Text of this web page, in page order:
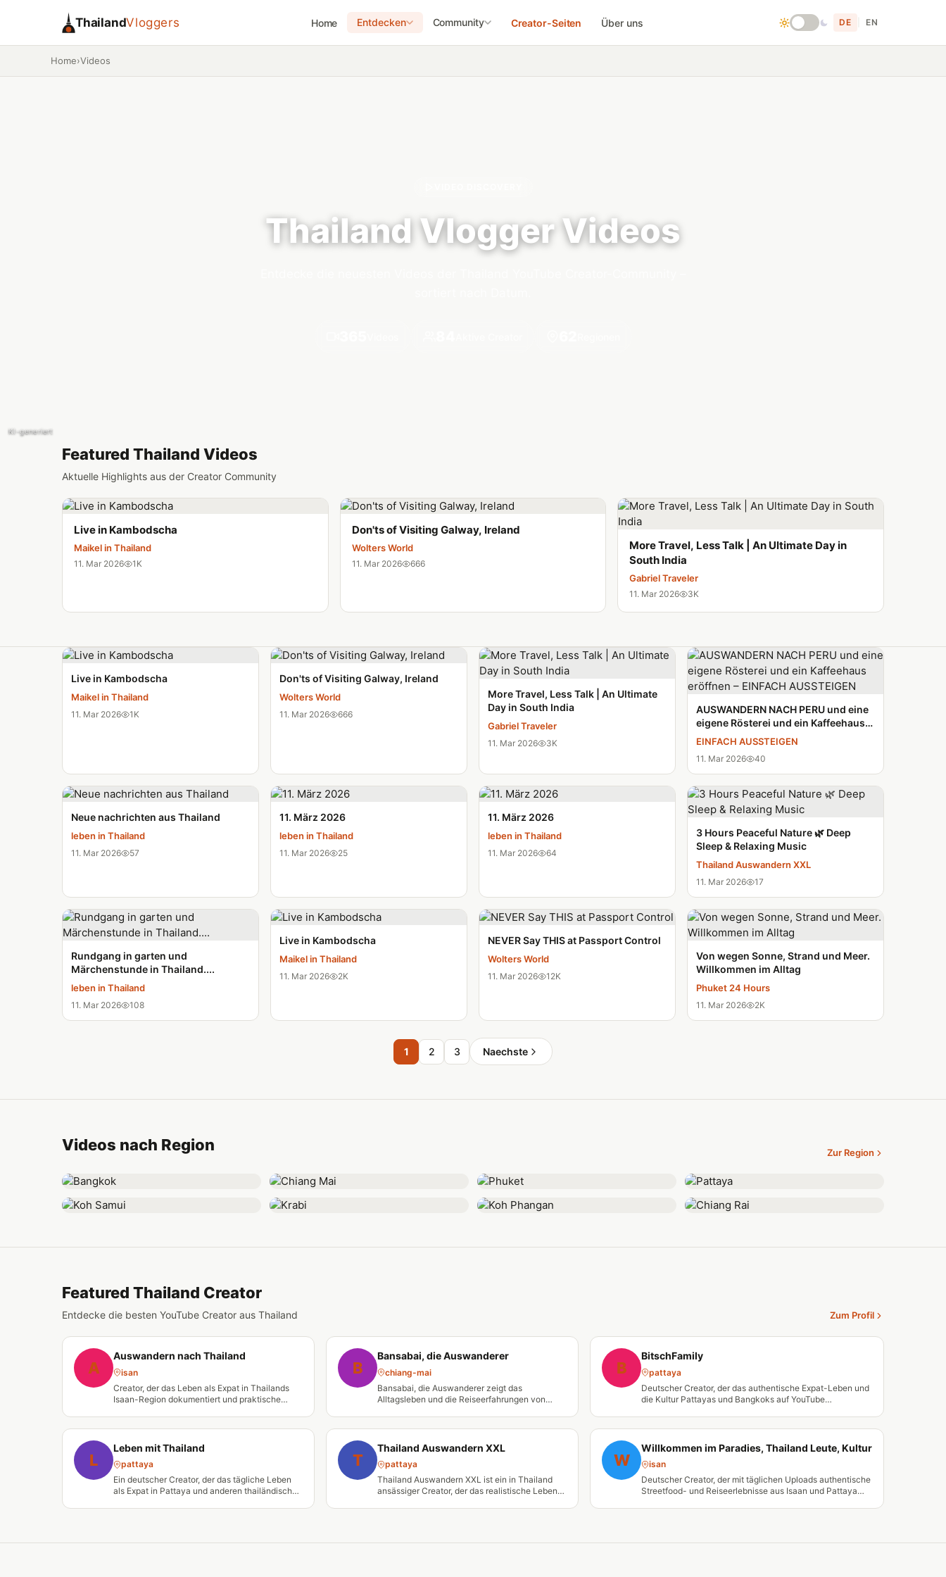
ThailandVloggers Home Entdecken Community Creator-Seiten Über uns DE EN
Home›Videos
KI-generiert
Thailand Vlogger Videos
Featured Thailand Videos
Aktuelle Highlights aus der Creator Community
Live in Kambodscha
Maikel in Thailand
11. Mar 2026 1K
Don'ts of Visiting Galway, Ireland
Wolters World
11. Mar 2026 666
More Travel, Less Talk | An Ultimate Day in
South India
Gabriel Traveler
11. Mar 2026 3K
Thailand Vlogger Videos
Live in Kambodscha
Maikel in Thailand
11. Mar 2026 1K
Don'ts of Visiting Galway, Ireland
Wolters World
11. Mar 2026 666
More Travel, Less Talk | An Ultimate
Day in South India
Gabriel Traveler
11. Mar 2026 3K
AUSWANDERN NACH PERU und eine
eigene Rösterei und ein Kaffeehaus
eröffnen – EINFACH AUSSTEIGEN
EINFACH AUSSTEIGEN
11. Mar 2026 40
Neue nachrichten aus Thailand
leben in Thailand
11. Mar 2026 57
11. März 2026
leben in Thailand
11. Mar 2026 25
11. März 2026
leben in Thailand
11. Mar 2026 64
3 Hours Peaceful Nature 🌿 Deep
Sleep & Relaxing Music
Thailand Auswandern XXL
11. Mar 2026 17
Rundgang in garten und
Märchenstunde in Thailand....
leben in Thailand
11. Mar 2026 108
Live in Kambodscha
Maikel in Thailand
11. Mar 2026 2K
NEVER Say THIS at Passport Control
Wolters World
11. Mar 2026 12K
Von wegen Sonne, Strand und Meer.
Willkommen im Alltag
Phuket 24 Hours
11. Mar 2026 2K
1 2 3 Naechste
Videos nach Region Zur Region
Bangkok Chiang Mai Phuket Pattaya
Featured Thailand Creator
Entdecke die besten YouTube Creator aus Thailand Zum Profil
A
Auswandern nach Thailand
isan
Creator, der das Leben als Expat in Thailands
Isaan-Region dokumentiert und praktische
B
Bansabai, die Auswanderer
chiang-mai
Bansabai, die Auswanderer zeigt das
Alltagsleben und die Reiseerfahrungen von
B
BitschFamily
pattaya
Deutscher Creator, der das authentische Expat-Leben und
die Kultur Pattayas und Bangkoks auf YouTube
L
Leben mit Thailand
pattaya
Ein deutscher Creator, der das tägliche Leben
als Expat in Pattaya und anderen thailändischen
T
Thailand Auswandern XXL
pattaya
Thailand Auswandern XXL ist ein in Thailand
ansässiger Creator, der das realistische Leben
W
Willkommen im Paradies, Thailand Leute, Kultur
isan
Deutscher Creator, der mit täglichen Uploads authentische
Streetfood- und Reiseerlebnisse aus Isaan und Pattaya